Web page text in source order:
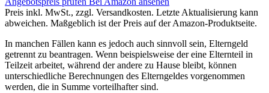
Preis inkl. MwSt., zzgl. Versandkosten. Letzte Aktualisierung kann
abweichen. Maßgeblich ist der Preis auf der Amazon-Produktseite.
In manchen Fällen kann es jedoch auch sinnvoll sein, Elterngeld
getrennt zu beantragen. Wenn beispielsweise der eine Elternteil in
Teilzeit arbeitet, während der andere zu Hause bleibt, können
unterschiedliche Berechnungen des Elterngeldes vorgenommen
werden, die in Summe vorteilhafter sind.